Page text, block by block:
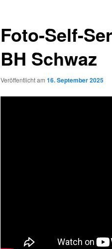
Foto-Self-
BH Schwaz
Veröffentlicht am 16. September 2025